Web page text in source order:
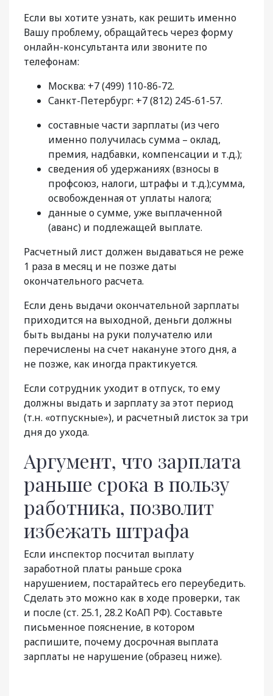
Если вы хотите узнать, как решить именно
Вашу проблему, обращайтесь через форму
онлайн-консультанта или звоните по
телефонам:
Москва: +7 (499) 110-86-72.
Санкт-Петербург: +7 (812) 245-61-57.
составные части зарплаты (из чего
именно получилась сумма – оклад,
премия, надбавки, компенсации и т.д.);
сведения об удержаниях (взносы в
профсоюз, налоги, штрафы и т.д.);сумма,
освобожденная от уплаты налога;
данные о сумме, уже выплаченной
(аванс) и подлежащей выплате.
Расчетный лист должен выдаваться не реже
1 раза в месяц и не позже даты
окончательного расчета.
Если день выдачи окончательной зарплаты
приходится на выходной, деньги должны
быть выданы на руки получателю или
перечислены на счет накануне этого дня, а
не позже, как иногда практикуется.
Если сотрудник уходит в отпуск, то ему
должны выдать и зарплату за этот период
(т.н. «отпускные»), и расчетный листок за три
дня до ухода.
Аргумент, что зарплата
раньше срока в пользу
работника, позволит
избежать штрафа
Если инспектор посчитал выплату
заработной платы раньше срока
нарушением, постарайтесь его переубедить.
Сделать это можно как в ходе проверки, так
и после (ст. 25.1, 28.2 КоАП РФ). Составьте
письменное пояснение, в котором
распишите, почему досрочная выплата
зарплаты не нарушение (образец ниже).